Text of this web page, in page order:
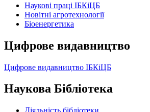
Наукові праці ІБКіЦБ
Новітні агротехнології
Бiоенергетика
Цифрове видавництво
Цифрове видавництво ІБКіЦБ
Наукова Бібліотека